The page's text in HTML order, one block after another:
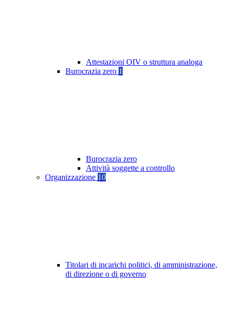
Attestazioni OIV o struttura analoga
Burocrazia zero 1
Burocrazia zero
Attività soggette a controllo
Organizzazione 10
Titolari di incarichi politici, di amministrazione,
di direzione o di governo